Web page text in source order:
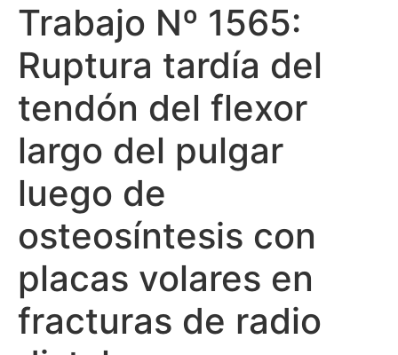
Trabajo Nº 1565:
Ruptura tardía del
tendón del flexor
largo del pulgar
luego de
osteosíntesis con
placas volares en
fracturas de radio